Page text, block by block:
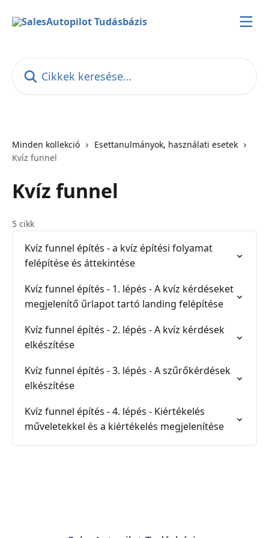
Minden kollekció
Esettanulmányok, használati esetek
Kvíz funnel
Kvíz funnel
5 cikk
Kvíz funnel építés - a kvíz építési folyamat
felépítése és áttekintése
Kvíz funnel építés - 1. lépés - A kvíz kérdéseket
megjelenítő űrlapot tartó landing felépítése
Kvíz funnel építés - 2. lépés - A kvíz kérdések
elkészítése
Kvíz funnel építés - 3. lépés - A szűrőkérdések
elkészítése
Kvíz funnel építés - 4. lépés - Kiértékelés
műveletekkel és a kiértékelés megjelenítése